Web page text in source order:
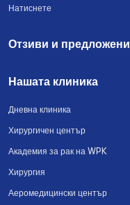
Натиснете
Отзиви и
Нашата клиника
Дневна клиника
Хирургичен център
Академия за рак на WPK
Хирургия
Аеромедицински център